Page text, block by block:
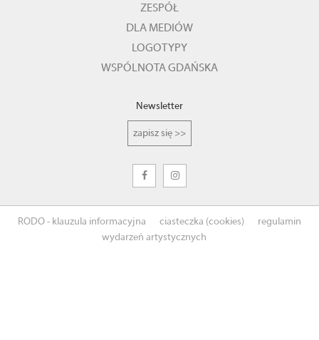
ZESPÓŁ
DLA MEDIÓW
LOGOTYPY
WSPÓLNOTA GDAŃSKA
Newsletter
zapisz się >>
RODO - klauzula informacyjna ciasteczka (cookies)
regulamin
wydarzeń artystycznych